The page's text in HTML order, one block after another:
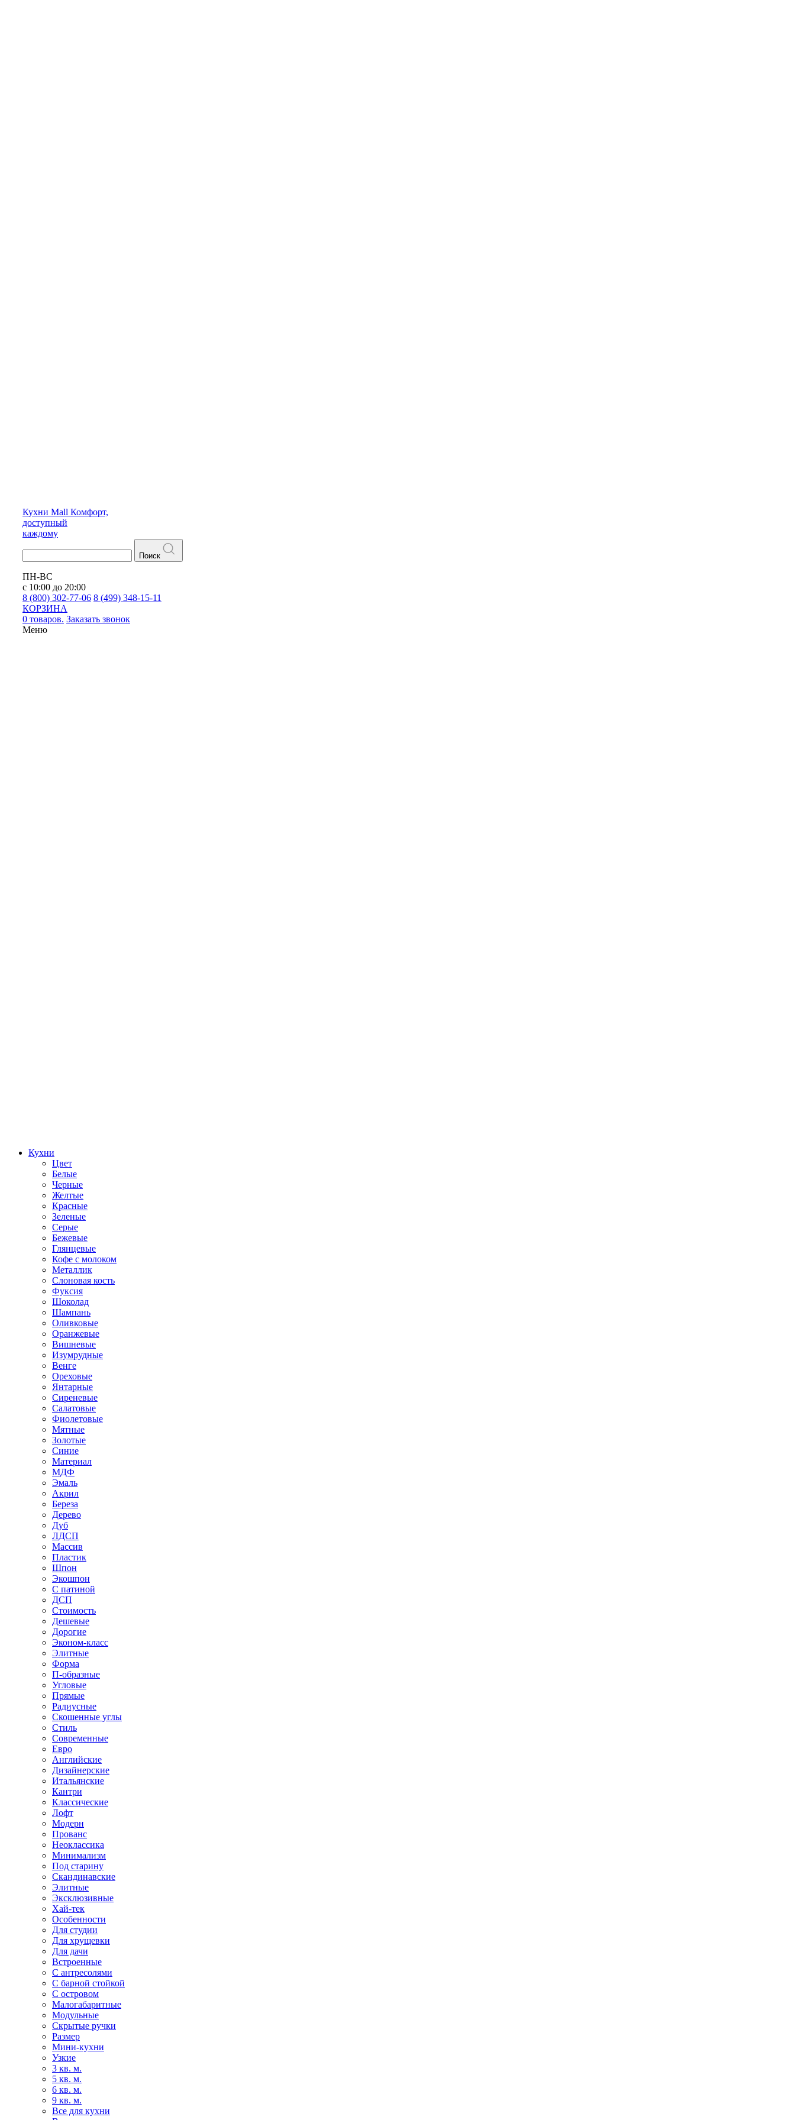
Кухни Mall Комфорт,
доступный
каждому
Поиск
ПН-ВС
с 10:00 до 20:00
8 (800) 302-77-06 8 (499) 348-15-11
КОРЗИНА
0 товаров. Заказать звонок
Меню
Кухни
Цвет
Белые
Черные
Желтые
Красные
Зеленые
Серые
Бежевые
Глянцевые
Кофе с молоком
Металлик
Слоновая кость
Фуксия
Шоколад
Шампань
Оливковые
Оранжевые
Вишневые
Изумрудные
Венге
Ореховые
Янтарные
Сиреневые
Салатовые
Фиолетовые
Мятные
Золотые
Синие
Материал
МДФ
Эмаль
Акрил
Береза
Дерево
Дуб
ЛДСП
Массив
Пластик
Шпон
Экошпон
С патиной
ДСП
Стоимость
Дешевые
Дорогие
Эконом-класс
Элитные
Форма
П-образные
Угловые
Прямые
Радиусные
Скошенные углы
Стиль
Современные
Евро
Английские
Дизайнерские
Итальянские
Кантри
Классические
Лофт
Модерн
Прованс
Неоклассика
Минимализм
Под старину
Скандинавские
Элитные
Эксклюзивные
Хай-тек
Особенности
Для студии
Для хрущевки
Для дачи
Встроенные
С антресолями
С барной стойкой
С островом
Малогабаритные
Модульные
Скрытые ручки
Размер
Мини-кухни
Узкие
3 кв. м.
5 кв. м.
6 кв. м.
9 кв. м.
Все для кухни